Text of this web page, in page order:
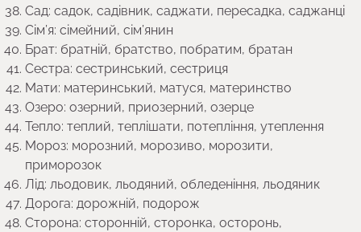
Сад: садок, садівник, саджати, пересадка, саджанці
Сім’я: сімейний, сім’янин
Брат: братній, братство, побратим, братан
Сестра: сестринський, сестриця
Мати: материнський, матуся, материнство
Озеро: озерний, приозерний, озерце
Тепло: теплий, теплішати, потепління, утеплення
Мороз: морозний, морозиво, морозити,
приморозок
Лід: льодовик, льодяний, обледеніння, льодяник
Дорога: дорожній, подорож
Сторона: сторонній, сторонка, осторонь,